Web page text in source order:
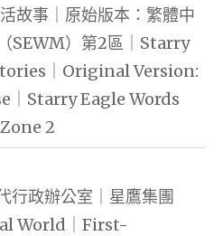
故事｜原始版本：繁體中
SEWM）第2區｜Starry
｜Original Version:
Starry Eagle Words
2
行政辦公室｜星鷹集團
World｜First-